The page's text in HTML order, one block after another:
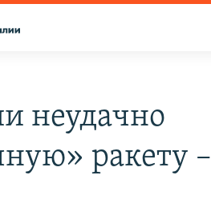
неудачно
ракету –